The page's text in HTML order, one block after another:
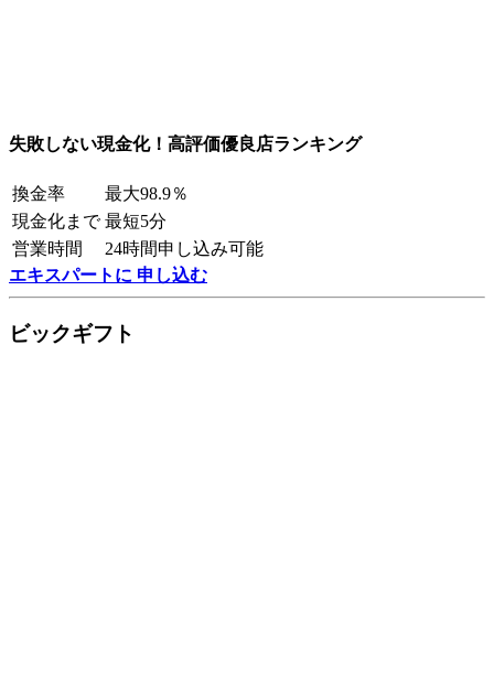
失敗しない現金化！高評価優良店ランキング
換金率
最大98.9％
現金化まで 最短5分
営業時間
24時間申し込み可能
エキスパートに 申し込む
ビックギフト